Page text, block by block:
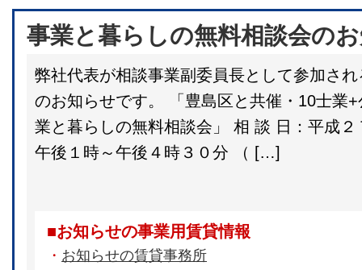
事業と暮らしの無料相談会の
弊社代表が相談事業副委員長として参加さ
のお知らせです。 「豊島区と共催・10士
業と暮らしの無料相談会」 相 談 日：平成
午後１時～午後４時３０分 （ […]
■お知らせの事業用賃貸情報
・ お知らせの賃貸事務所